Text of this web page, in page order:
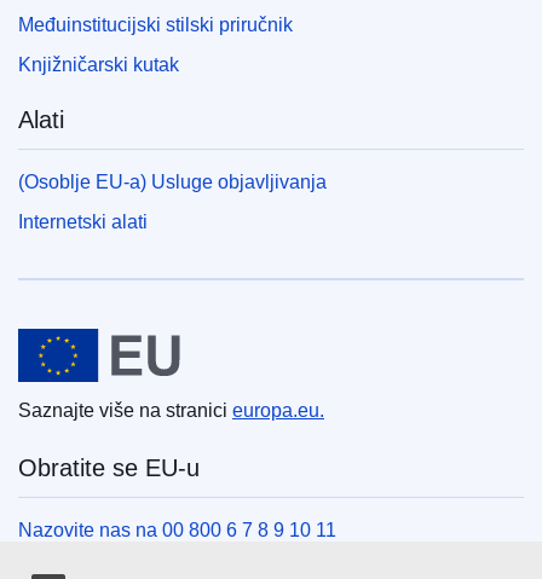
Međuinstitucijski stilski priručnik
Knjižničarski kutak
Alati
(Osoblje EU-a) Usluge objavljivanja
Internetski alati
Europska unija
Saznajte više na stranici europa.eu.
Obratite se EU-u
Nazovite nas na 00 800 6 7 8 9 10 11
Uspostavite telefonsku vezu na drugi način